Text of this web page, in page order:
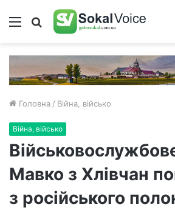
Меню Пошук
Головна / Війна, військо
Війна, військо
Мавко з Хлівчан
з російського